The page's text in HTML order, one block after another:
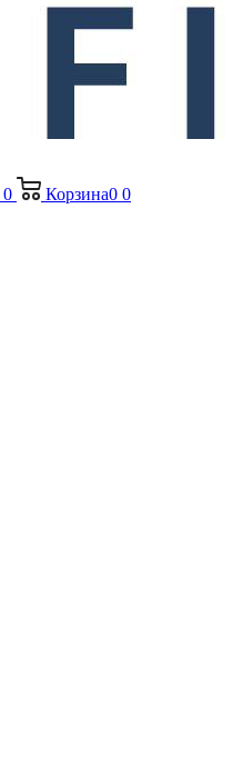
0 Корзина0 0